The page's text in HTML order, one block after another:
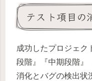
テスト項目の
成功したプロジェク
段階』『中期段階』
消化とバグの検出状